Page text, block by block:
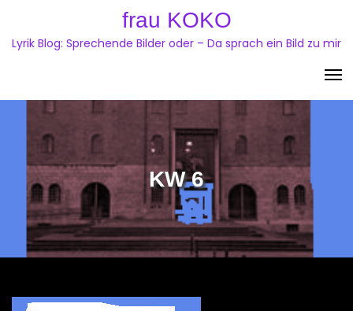
content
frau KOKO
Lyrik Blog: Sprechende Bilder oder – Da sprach ein Bild zu mir
KW 6